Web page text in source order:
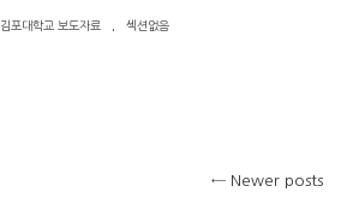
김포대학교 보도자료 섹션없음
← Newer posts